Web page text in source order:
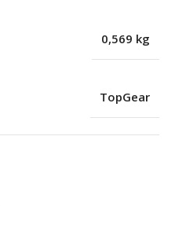
0,569 kg
TopGear